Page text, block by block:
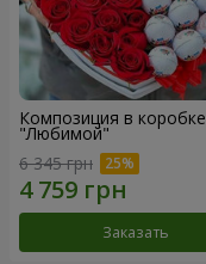
Композиция в коробке
"Любимой"
6 345 грн
Заказать